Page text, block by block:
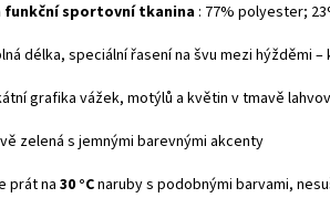
funkční sportovní tkanina: 77% polyester;
délka, speciální řasení na švu mezi hýžděmi
grafika vážek, motýlů a květin v tmavě
zelená s jemnými barevnými akcenty
prát na 30 °Cnaruby s podobnými barvami,